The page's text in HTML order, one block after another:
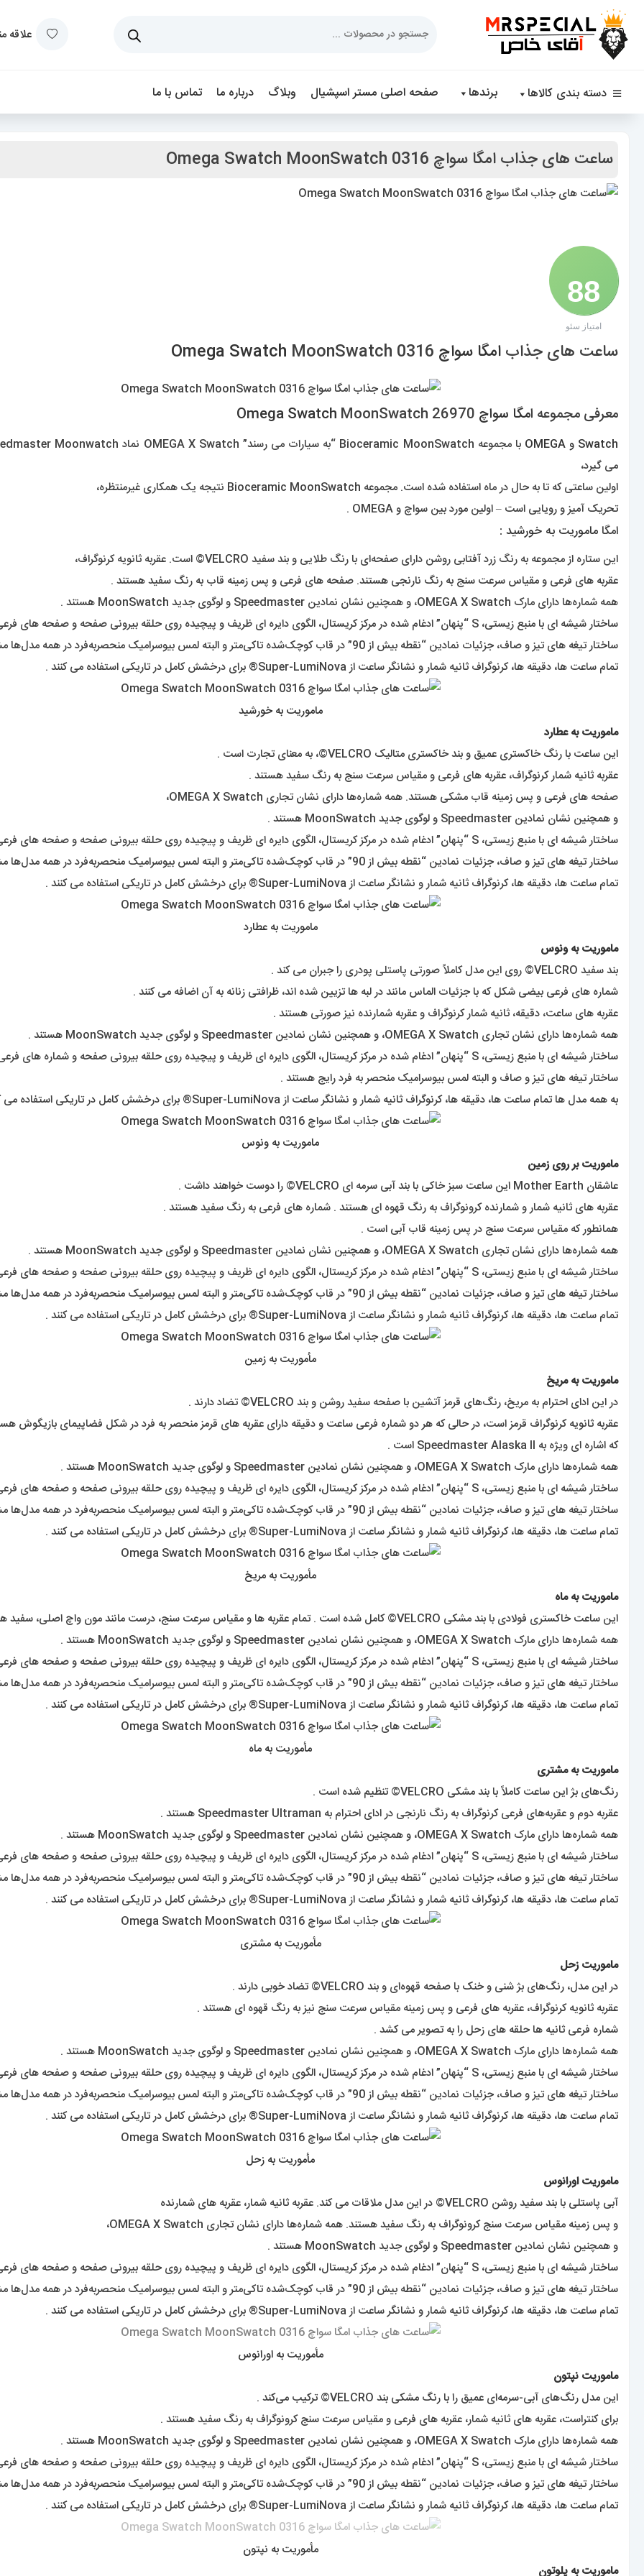
علاقه
دسته بندی کالاها برندها صفحه اصلی مستر اسپشیال وبلاگ درباره ما تماس با ما
ساعت های جذاب امگا سواچ 0316 Omega Swatch MoonSwatch
88
/ 100
امتیاز سئو
ساعت های جذابامگا سواچ Omega Swatch MoonSwatch
معرفی مجموعه امگا سواچ Omega Swatch MoonSwatch
Swatch و OMEGA
می گیرد،
اولین ساعتی که تا به حال در ماه استفاده شده است. مجموعه Bioceramic MoonSwatch نتیجه یک همکاری غیرمنتظره،
تحریک آمیز و رویایی است – اولین مورد بین سواچ و OMEGA .
امگا ماموریت به خورشید :
این ستاره از مجموعه به رنگ زرد آفتابی روشن دارای صفحه‌ای با رنگ طلایی و بند سفید VELCRO© است. عقربه ثانویه کرنوگراف،
عقربه های فرعی و مقیاس سرعت سنج به رنگ نارنجی هستند. صفحه های فرعی و پس زمینه قاب به رنگ سفید هستند .
همه شماره‌ها دارای مارک OMEGA X Swatch، و همچنین نشان نمادین Speedmaster و لوگوی جدید MoonSwatch هستند .
ساختار شیشه ای با منبع زیستی، S “پنهان” ادغام شده در مرکز کریستال، الگوی دایره ای ظریف و پیچیده روی حلقه بیرونی صفحه و صفحه های فرعی فرورفته،
ساختار تیغه های تیز و صاف، جزئیات نمادین “نقطه بیش از 90” در قاب کوچک‌شده تاکی‌متر و البته لمس بیوسرامیک منحصربه‌فرد در همه مدل‌ها مشترک است .
تمام ساعت ها، دقیقه ها، کرنوگراف ثانیه شمار و نشانگر ساعت از Super-LumiNova® برای درخشش کامل در تاریکی استفاده می کنند .
ماموریت به خورشید
ماموریت به عطارد
این ساعت با رنگ خاکستری عمیق و بند خاکستری متالیک VELCRO©، به معنای تجارت است .
عقربه ثانیه شمار کرنوگراف، عقربه های فرعی و مقیاس سرعت سنج به رنگ سفید هستند .
صفحه های فرعی و پس زمینه قاب مشکی هستند. همه شماره‌ها دارای نشان تجاری OMEGA X Swatch،
و همچنین نشان نمادین Speedmaster و لوگوی جدید MoonSwatch هستند .
ساختار شیشه ای با منبع زیستی، S “پنهان” ادغام شده در مرکز کریستال، الگوی دایره ای ظریف و پیچیده روی حلقه بیرونی صفحه و صفحه های فرعی فرورفته،
ساختار تیغه های تیز و صاف، جزئیات نمادین “نقطه بیش از 90” در قاب کوچک‌شده تاکی‌متر و البته لمس بیوسرامیک منحصربه‌فرد در همه مدل‌ها مشترک است .
تمام ساعت ها، دقیقه ها، کرنوگراف ثانیه شمار و نشانگر ساعت از Super-LumiNova® برای درخشش کامل در تاریکی استفاده می کنند .
ماموریت به عطارد
ماموریت به ونوس
بند سفید VELCRO© روی این مدل کاملاً صورتی پاستلی پودری را جبران می کند .
شماره های فرعی بیضی شکل که با جزئیات الماس مانند در لبه ها تزیین شده اند، ظرافتی زنانه به آن اضافه می کنند .
عقربه های ساعت، دقیقه، ثانیه شمار کرنوگراف و عقربه شمارنده نیز صورتی هستند .
همه شماره‌ها دارای نشان تجاری OMEGA X Swatch، و همچنین نشان نمادین Speedmaster و لوگوی جدید MoonSwatch هستند .
ساختار شیشه ای با منبع زیستی، S “پنهان” ادغام شده در مرکز کریستال، الگوی دایره ای ظریف و پیچیده روی حلقه بیرونی صفحه و شماره های فرعی فرورفته،
ساختار تیغه های تیز و صاف و البته لمس بیوسرامیک منحصر به فرد رایج هستند .
به همه مدل ها تمام ساعت ها، دقیقه ها، کرنوگراف ثانیه شمار و نشانگر ساعت از Super-LumiNova® برای درخشش کامل در تاریکی استفاده می کنند .
ماموریت به ونوس
ماموریت بر روی زمین
عاشقان Mother Earth این ساعت سبز خاکی با بند آبی سرمه ای VELCRO© را دوست خواهند داشت .
عقربه های ثانیه شمار و شمارنده کرونوگراف به رنگ قهوه ای هستند . شماره های فرعی به رنگ سفید هستند .
همانطور که مقیاس سرعت سنج در پس زمینه قاب آبی است .
همه شماره‌ها دارای نشان تجاری OMEGA X Swatch، و همچنین نشان نمادین Speedmaster و لوگوی جدید MoonSwatch هستند .
ساختار شیشه ای با منبع زیستی، S “پنهان” ادغام شده در مرکز کریستال، الگوی دایره ای ظریف و پیچیده روی حلقه بیرونی صفحه و صفحه های فرعی فرورفته،
ساختار تیغه های تیز و صاف، جزئیات نمادین “نقطه بیش از 90” در قاب کوچک‌شده تاکی‌متر و البته لمس بیوسرامیک منحصربه‌فرد در همه مدل‌ها مشترک است .
تمام ساعت ها، دقیقه ها، کرنوگراف ثانیه شمار و نشانگر ساعت از Super-LumiNova® برای درخشش کامل در تاریکی استفاده می کنند .
مأموریت به زمین
ماموریت به مریخ
در این ادای احترام به مریخ، رنگ‌های قرمز آتشین با صفحه سفید روشن و بند VELCRO© تضاد دارند .
عقربه ثانویه کرنوگراف قرمز است، در حالی که هر دو شماره فرعی ساعت و دقیقه دارای عقربه های قرمز منحصر به فرد در شکل فضاپیمای بازیگوش
که اشاره ای ویژه به Speedmaster Alaska II است .
همه شماره‌ها دارای مارک OMEGA X Swatch، و همچنین نشان نمادین Speedmaster و لوگوی جدید MoonSwatch هستند .
ساختار شیشه ای با منبع زیستی، S “پنهان” ادغام شده در مرکز کریستال، الگوی دایره ای ظریف و پیچیده روی حلقه بیرونی صفحه و صفحه های فرعی فرورفته،
ساختار تیغه های تیز و صاف، جزئیات نمادین “نقطه بیش از 90” در قاب کوچک‌شده تاکی‌متر و البته لمس بیوسرامیک منحصربه‌فرد در همه مدل‌ها مشترک است .
تمام ساعت ها، دقیقه ها، کرنوگراف ثانیه شمار و نشانگر ساعت از Super-LumiNova® برای درخشش کامل در تاریکی استفاده می کنند .
مأموریت به مریخ
ماموریت به ماه
این ساعت خاکستری فولادی با بند مشکی VELCRO© کامل شده است . تمام عقربه ها و مقیاس سرعت سنج، درست مانند مون واچ اصلی، سفید هستند .
همه شماره‌ها دارای مارک OMEGA X Swatch، و همچنین نشان نمادین Speedmaster و لوگوی جدید MoonSwatch هستند .
ساختار شیشه ای با منبع زیستی، S “پنهان” ادغام شده در مرکز کریستال، الگوی دایره ای ظریف و پیچیده روی حلقه بیرونی صفحه و صفحه های فرعی فرورفته،
ساختار تیغه های تیز و صاف، جزئیات نمادین “نقطه بیش از 90” در قاب کوچک‌شده تاکی‌متر و البته لمس بیوسرامیک منحصربه‌فرد در همه مدل‌ها مشترک است .
تمام ساعت ها، دقیقه ها، کرنوگراف ثانیه شمار و نشانگر ساعت از Super-LumiNova® برای درخشش کامل در تاریکی استفاده می کنند .
مأموریت به ماه
ماموریت به مشتری
رنگ‌های بژ این ساعت کاملاً با بند مشکی VELCRO© تنظیم شده است .
عقربه دوم و عقربه‌های فرعی کرنوگراف به رنگ نارنجی در ادای احترام به Speedmaster Ultraman هستند .
همه شماره‌ها دارای مارک OMEGA X Swatch، و همچنین نشان نمادین Speedmaster و لوگوی جدید MoonSwatch هستند .
ساختار شیشه ای با منبع زیستی، S “پنهان” ادغام شده در مرکز کریستال، الگوی دایره ای ظریف و پیچیده روی حلقه بیرونی صفحه و صفحه های فرعی فرورفته،
ساختار تیغه های تیز و صاف، جزئیات نمادین “نقطه بیش از 90” در قاب کوچک‌شده تاکی‌متر و البته لمس بیوسرامیک منحصربه‌فرد در همه مدل‌ها مشترک است .
تمام ساعت ها، دقیقه ها، کرنوگراف ثانیه شمار و نشانگر ساعت از Super-LumiNova® برای درخشش کامل در تاریکی استفاده می کنند .
مأموریت به مشتری
ماموریت زحل
در این مدل، رنگ‌های بژ شنی و خنک با صفحه قهوه‌ای و بند VELCRO© تضاد خوبی دارند .
عقربه ثانویه کرنوگراف، عقربه های فرعی و پس زمینه مقیاس سرعت سنج نیز به رنگ قهوه ای هستند .
شماره فرعی ثانیه ها حلقه های زحل را به تصویر می کشد .
همه شماره‌ها دارای مارک OMEGA X Swatch، و همچنین نشان نمادین Speedmaster و لوگوی جدید MoonSwatch هستند .
ساختار شیشه ای با منبع زیستی، S “پنهان” ادغام شده در مرکز کریستال، الگوی دایره ای ظریف و پیچیده روی حلقه بیرونی صفحه و صفحه های فرعی فرورفته،
ساختار تیغه های تیز و صاف، جزئیات نمادین “نقطه بیش از 90” در قاب کوچک‌شده تاکی‌متر و البته لمس بیوسرامیک منحصربه‌فرد در همه مدل‌ها مشترک است .
تمام ساعت ها، دقیقه ها، کرنوگراف ثانیه شمار و نشانگر ساعت از Super-LumiNova® برای درخشش کامل در تاریکی استفاده می کنند .
مأموریت به زحل
ماموریت اورانوس
آبی پاستلی با بند سفید روشن VELCRO© در این مدل ملاقات می کند. عقربه ثانیه شمار، عقربه های شمارنده
و پس زمینه مقیاس سرعت سنج کرونوگراف به رنگ سفید هستند. همه شماره‌ها دارای نشان تجاری OMEGA X Swatch،
و همچنین نشان نمادین Speedmaster و لوگوی جدید MoonSwatch هستند .
ساختار شیشه ای با منبع زیستی، S “پنهان” ادغام شده در مرکز کریستال، الگوی دایره ای ظریف و پیچیده روی حلقه بیرونی صفحه و صفحه های فرعی فرورفته،
ساختار تیغه های تیز و صاف، جزئیات نمادین “نقطه بیش از 90” در قاب کوچک‌شده تاکی‌متر و البته لمس بیوسرامیک منحصربه‌فرد در همه مدل‌ها مشترک است .
تمام ساعت ها، دقیقه ها، کرنوگراف ثانیه شمار و نشانگر ساعت از Super-LumiNova® برای درخشش کامل در تاریکی استفاده می کنند .
مأموریت به اورانوس
ماموریت نپتون
این مدل رنگ‌های آبی-سرمه‌ای عمیق را با رنگ مشکی بند VELCRO© ترکیب می‌کند .
برای کنتراست، عقربه های ثانیه شمار، عقربه های فرعی و مقیاس سرعت سنج کرونوگراف به رنگ سفید هستند .
همه شماره‌ها دارای مارک OMEGA X Swatch، و همچنین نشان نمادین Speedmaster و لوگوی جدید MoonSwatch هستند .
ساختار شیشه ای با منبع زیستی، S “پنهان” ادغام شده در مرکز کریستال، الگوی دایره ای ظریف و پیچیده روی حلقه بیرونی صفحه و صفحه های فرعی فرورفته،
ساختار تیغه های تیز و صاف، جزئیات نمادین “نقطه بیش از 90” در قاب کوچک‌شده تاکی‌متر و البته لمس بیوسرامیک منحصربه‌فرد در همه مدل‌ها مشترک است .
تمام ساعت ها، دقیقه ها، کرنوگراف ثانیه شمار و نشانگر ساعت از Super-LumiNova® برای درخشش کامل در تاریکی استفاده می کنند .
مأموریت به نپتون
ماموریت به پلوتون